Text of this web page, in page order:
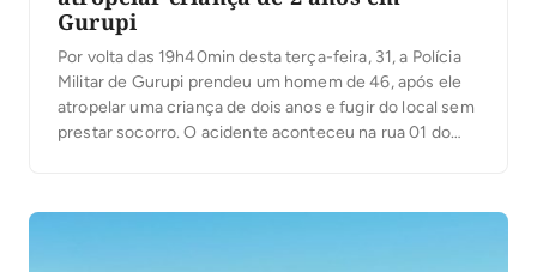
Gurupi
Por volta das 19h40min desta terça-feira, 31, a Polícia
Militar de Gurupi prendeu um homem de 46, após ele
atropelar uma criança de dois anos e fugir do local sem
prestar socorro. O acidente aconteceu na rua 01 do